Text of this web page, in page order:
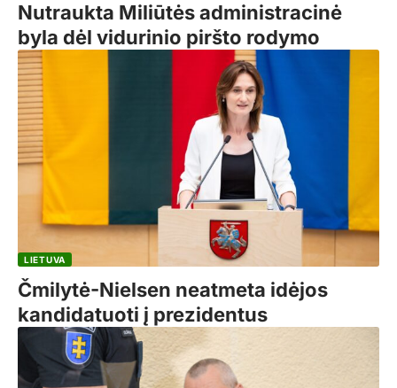
Nutraukta Miliūtės administracinė
byla dėl vidurinio piršto rodymo
LIETUVA
Čmilytė-Nielsen neatmeta idėjos
kandidatuoti į prezidentus